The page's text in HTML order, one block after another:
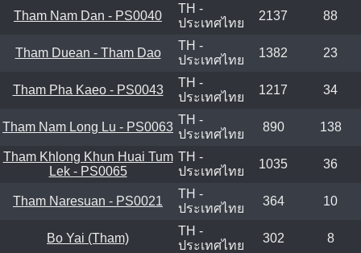
Tham Nam Dan - PS0040
TH -
ประเทศไทย
2137 88
Tham Duean - Tham Dao
TH -
ประเทศไทย
1382 23
Tham Pha Kaeo - PS0043
TH -
ประเทศไทย
1217 34
Tham Nam Long Lu - PS0063
TH -
ประเทศไทย
890 138
Tham Khlong Khun Huai Tum
Lek - PS0065
TH -
ประเทศไทย
1035 36
Tham Naresuan - PS0021
TH -
ประเทศไทย
364 10
Bo Yai (Tham)
TH -
ประเทศไทย
302 8